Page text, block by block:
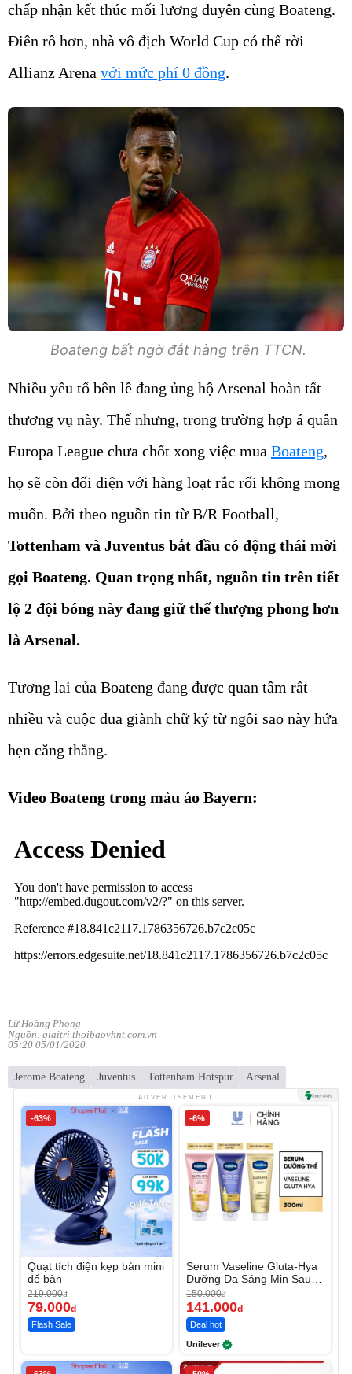
chấp nhận kết thúc mối lương duyên cùng Boateng.
Điên rồ hơn, nhà vô địch World Cup có thể rời
Allianz Arena với mức phí 0 đồng.
Boateng bất ngờ đắt hàng trên TTCN.
Nhiều yếu tố bên lề đang ủng hộ Arsenal hoàn tất
thương vụ này. Thế nhưng, trong trường hợp á quân
Europa League chưa chốt xong việc mua Boateng,
họ sẽ còn đối diện với hàng loạt rắc rối không mong
muốn. Bởi theo nguồn tin từ B/R Football,
Tottenham và Juventus bắt đầu có động thái mời
gọi Boateng. Quan trọng nhất, nguồn tin trên tiết
lộ 2 đội bóng này đang giữ thế thượng phong hơn
là Arsenal.
Tương lai của Boateng đang được quan tâm rất
nhiều và cuộc đua giành chữ ký từ ngôi sao này hứa
hẹn căng thẳng.
Video Boateng trong màu áo Bayern:
Lữ Hoàng Phong
Nguồn: giaitri.thoibaovhnt.com.vn
05:20 05/01/2020
Jerome Boateng Juventus Tottenham Hotspur Arsenal
ADVERTISEMENT
-63%
Quạt tích điện kẹp bàn mini
để bàn
219.000đ
79.000đ
Flash Sale
-6%
Serum Vaseline Gluta-Hya
Dưỡng Da Sáng Mịn Sau 7
Ngày
150.000đ
141.000đ
Deal hot
Unilever